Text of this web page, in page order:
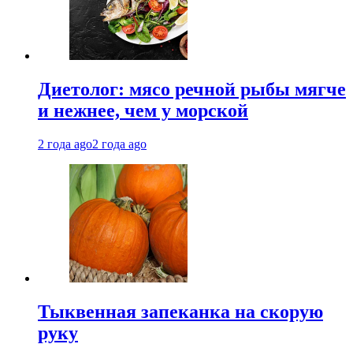
Диетолог: мясо речной рыбы мягче
и нежнее, чем у морской
2 года ago2 года ago
Тыквенная запеканка на скорую
руку